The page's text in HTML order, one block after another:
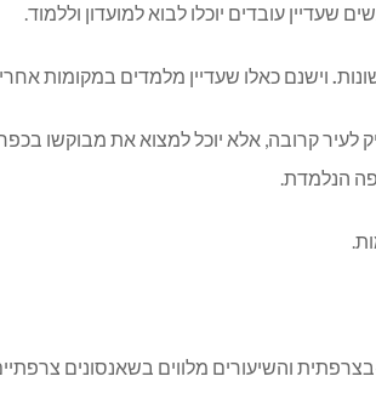
עובדים יוכלו לבוא למועדון וללמוד.
. וישנם כאלו שעדיין מלמדים במקומות
קרובה, אלא יוכל למצוא את מבוקשו בכפר
הנלמדת.